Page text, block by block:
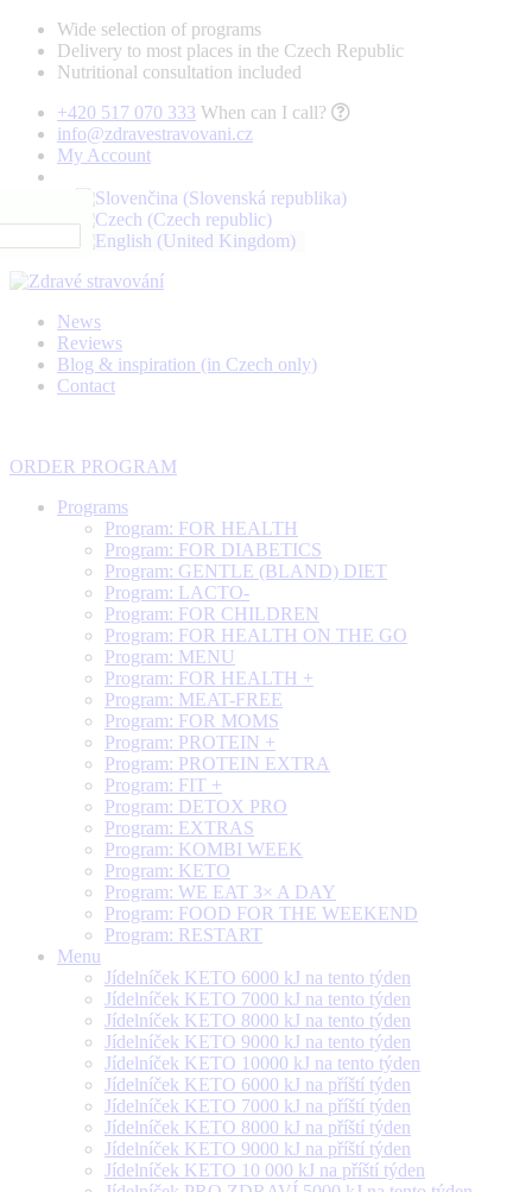
Wide selection of programs
Delivery to most places in the Czech Republic
Nutritional consultation included
+420 517 070 333 When can I call?
info@zdravestravovani.cz
My Account
News
Reviews
Blog & inspiration (in Czech only)
Contact
ORDER PROGRAM
Programs
Program: FOR HEALTH
Program: FOR DIABETICS
Program: GENTLE (BLAND) DIET
Program: LACTO-
Program: FOR CHILDREN
Program: FOR HEALTH ON THE GO
Program: MENU
Program: FOR HEALTH +
Program: MEAT-FREE
Program: FOR MOMS
Program: PROTEIN +
Program: PROTEIN EXTRA
Program: FIT +
Program: DETOX PRO
Program: EXTRAS
Program: KOMBI WEEK
Program: KETO
Program: WE EAT 3× A DAY
Program: FOOD FOR THE WEEKEND
Program: RESTART
Menu
Jídelníček KETO 6000 kJ na tento týden
Jídelníček KETO 7000 kJ na tento týden
Jídelníček KETO 8000 kJ na tento týden
Jídelníček KETO 9000 kJ na tento týden
Jídelníček KETO 10000 kJ na tento týden
Jídelníček KETO 6000 kJ na příští týden
Jídelníček KETO 7000 kJ na příští týden
Jídelníček KETO 8000 kJ na příští týden
Jídelníček KETO 9000 kJ na příští týden
Jídelníček KETO 10 000 kJ na příští týden